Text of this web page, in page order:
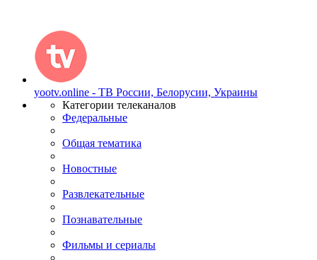
yootv.online - ТВ России, Белорусии, Украины
Категории телеканалов
Федеральные
Общая тематика
Новостные
Развлекательные
Познавательные
Фильмы и сериалы